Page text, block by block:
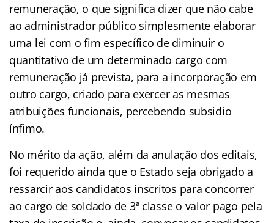
remuneração, o que significa dizer que não cabe
ao administrador público simplesmente elaborar
uma lei com o fim específico de diminuir o
quantitativo de um determinado cargo com
remuneração já prevista, para a incorporação em
outro cargo, criado para exercer as mesmas
atribuições funcionais, percebendo subsidio
ínfimo.
No mérito da ação, além da anulação dos editais,
foi requerido ainda que o Estado seja obrigado a
ressarcir aos candidatos inscritos para concorrer
ao cargo de soldado de 3ª classe o valor pago pela